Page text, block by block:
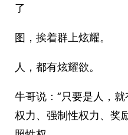
了
图，挨着群上炫耀。
人，都有炫耀欲。
牛哥说：“只要是人，
权力、强制性权力、奖